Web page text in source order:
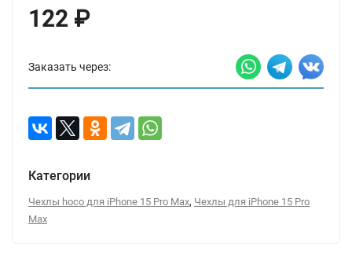
122 ₽
Заказать через:
Категории
Чехлы hoco для iPhone 15 Pro Max, Чехлы для iPhone 15 Pro
Max